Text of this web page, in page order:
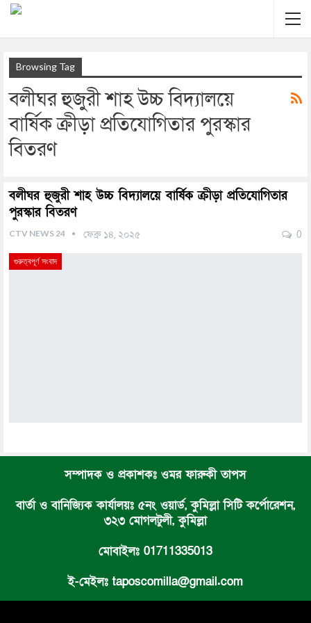
Browsing Tag
বলীঘর হুজুরী শাহ উচ্চ বিদ্যালয়ে
বার্ষিক ক্রীড়া প্রতিযোগিতার পুরস্কার
বিতরণ
বলীঘর হুজুরী শাহ উচ্চ বিদ্যালয়ে বার্ষিক ক্রীড়া প্রতিযোগিতার
পুরস্কার বিতরণ
CTV NEWS 24 ফেব্রু ১৪, ২০২৫ 0
গুরুত্বপূর্ণ সংবাদ
সম্পাদক ও প্রকাশকঃ ওমর ফারুকী তাপস
বার্তা ও বানিজ্যিক কার্যালয়ঃ ৫নং ওয়ার্ড, কুমিল্লা সিটি কর্পোরেশন,
৩২৩ মোগলটুলী, কুমিল্লা
মোবাইলঃ 01711335013
ই-মেইলঃ taposcomilla@gmail.com